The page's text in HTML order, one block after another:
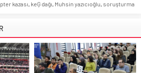
kazası, keĢ dağı, Muhsin yazıcıoğlu, soruşturma